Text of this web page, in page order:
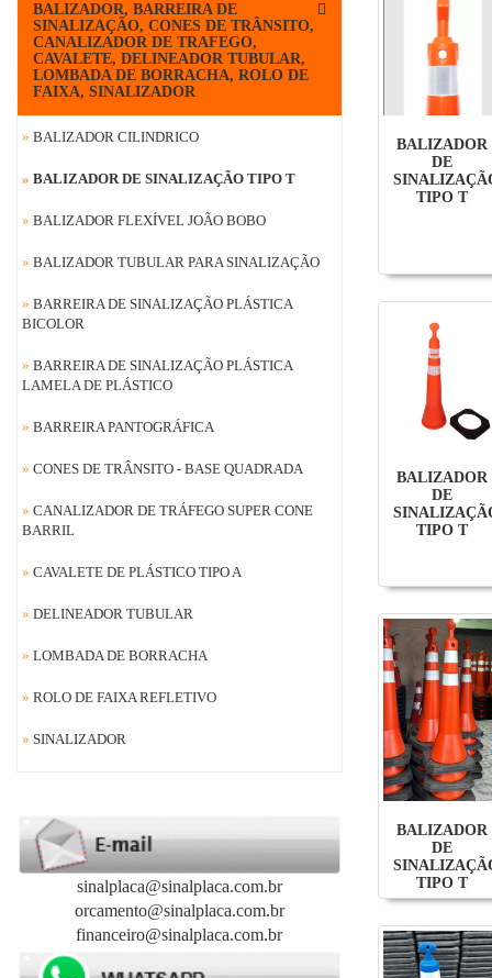
BALIZADOR, BARREIRA DE
SINALIZAÇÃO, CONES DE TRÂNSITO,
CANALIZADOR DE TRAFEGO,
CAVALETE, DELINEADOR TUBULAR,
LOMBADA DE BORRACHA, ROLO DE
FAIXA, SINALIZADOR
» BALIZADOR CILINDRICO
» BALIZADOR DE SINALIZAÇÃO TIPO T
» BALIZADOR FLEXÍVEL JOÃO BOBO
» BALIZADOR TUBULAR PARA SINALIZAÇÃO
» BARREIRA DE SINALIZAÇÃO PLÁSTICA
BICOLOR
» BARREIRA DE SINALIZAÇÃO PLÁSTICA
LAMELA DE PLÁSTICO
» BARREIRA PANTOGRÁFICA
» CONES DE TRÂNSITO - BASE QUADRADA
» CANALIZADOR DE TRÁFEGO SUPER CONE
BARRIL
» CAVALETE DE PLÁSTICO TIPO A
» DELINEADOR TUBULAR
» LOMBADA DE BORRACHA
» ROLO DE FAIXA REFLETIVO
» SINALIZADOR
sinalplaca@sinalplaca.com.br
orcamento@sinalplaca.com.br
financeiro@sinalplaca.com.br
BALIZADOR
DE
TIPO T
BALIZADOR
DE
TIPO T
BALIZADOR
DE
TIPO T